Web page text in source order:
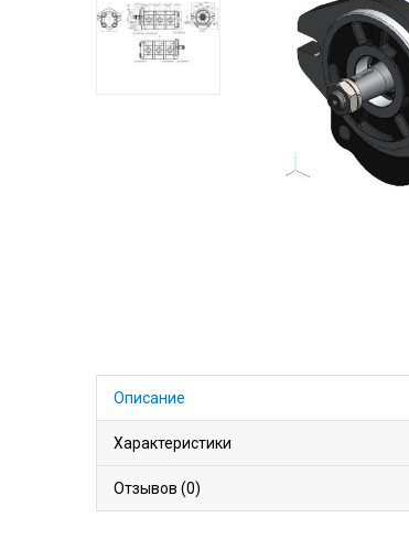
Описание
Характеристики
Отзывов (0)